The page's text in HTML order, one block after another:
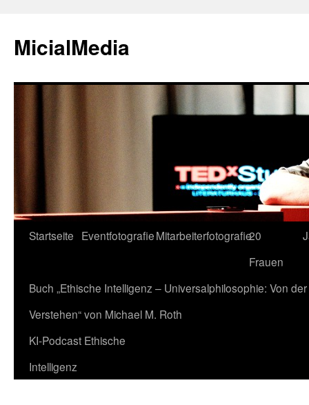
MicialMedia
Zum
springen
Startseite EventfotografieMitarbeiterfotografie20
Frauen
Buch „Ethische Intelligenz – Universalphilosophie: Von
Verstehen“ von Michael M. Roth
KI-Podcast Ethische
Intelligenz